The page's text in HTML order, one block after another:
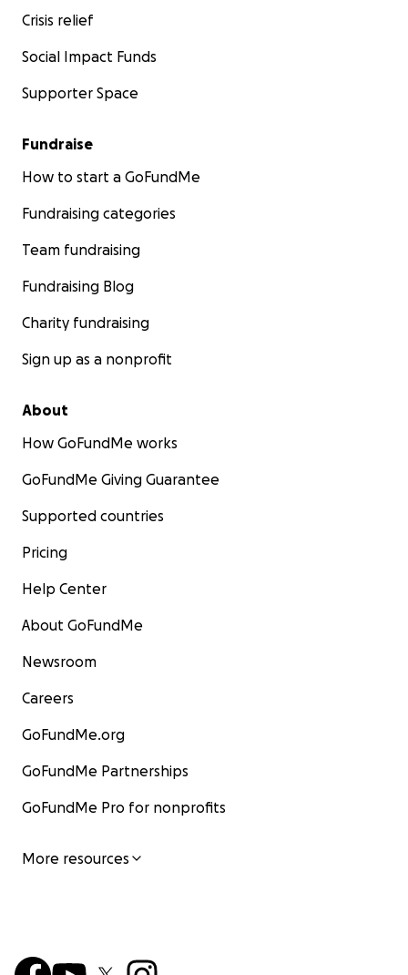
Crisis relief
Social Impact Funds
Supporter Space
Fundraise
How to start a GoFundMe
Fundraising categories
Team fundraising
Fundraising Blog
Charity fundraising
Sign up as a nonprofit
About
How GoFundMe works
GoFundMe Giving Guarantee
Supported countries
Pricing
Help Center
About GoFundMe
Newsroom
Careers
GoFundMe.org
GoFundMe Partnerships
GoFundMe Pro for nonprofits
More resources